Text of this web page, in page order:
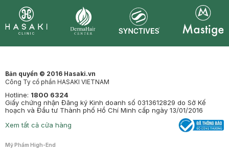
Bản quyền © 2016 Hasaki.vn
Công Ty cổ phần HASAKI VIETNAM
Hotline: 1800 6324
Giấy chứng nhận Đăng ký Kinh doanh số 0313612829 do Sở Kế
hoạch và Đầu tư Thành phố Hồ Chí Minh cấp ngày 13/01/2016
Xem tất cả cửa hàng
Mỹ Phẩm High-End